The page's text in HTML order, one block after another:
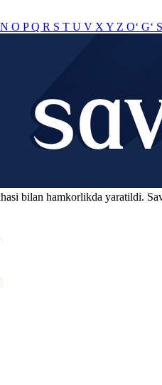
N O PQ R S T U V X Y Z O‘ G‘
bilan hamkorlikda yaratildi.